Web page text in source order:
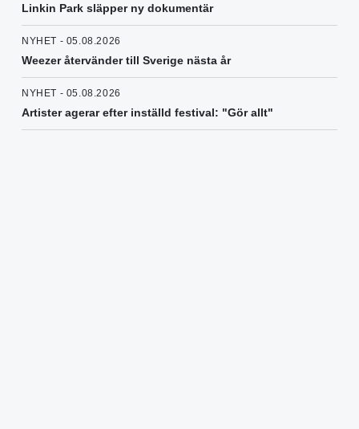
Linkin Park släpper ny dokumentär
NYHET - 05.08.2026
Weezer återvänder till Sverige nästa år
NYHET - 05.08.2026
Artister agerar efter inställd festival: "Gör allt"